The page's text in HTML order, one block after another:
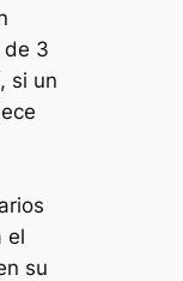
de 3
si un
el
su